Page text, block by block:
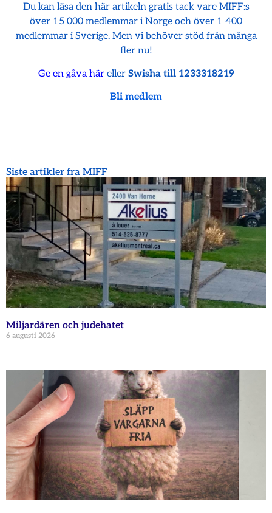
Du kan läsa den här artikeln gratis tack vare MIFF:s
över 15 000 medlemmar i Norge och över 1 400
medlemmar i Sverige. Men vi behöver stöd från många
fler nu!
Ge en gåva häreller Swisha till 1233318219
Bli medlem
Siste artikler fra MIFF
Miljardären och judehatet
6 augusti 2026